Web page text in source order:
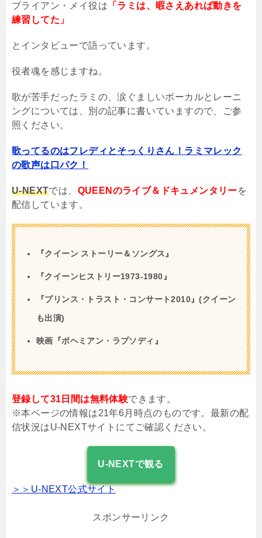
ブライアン・メイ役は 「ラミは、暇さえあれば動きを
練習してた」
とインタビューで語っています。
役者魂を感じますね。
歌が苦手だったラミの、涙ぐましいボーカルとレーニ
ングについては、別の記事に書いていますので、ご参
照ください。
歌ってるのはフレディとそっくりさん！ラミマレック
の歌声は口パク！
U-NEXTでは、 QUEENのライブ＆ドキュメンタリーを
配信しています。
『クイーン ストーリー＆ソングス』
『クイーンヒストリー1973-1980』
『プリンス・トラスト・コンサート2010』(クイーン
も出演)
映画『ボヘミアン・ラプソディ』
登録して31日間は無料体験できます。
※本ページの情報は21年6月時点のものです。最新の配
信状況はU-NEXTサイトにてご確認ください。
U-NEXTで観る
＞＞U-NEXT公式サイト
スポンサーリンク